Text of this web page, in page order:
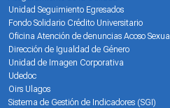
Unidad Seguimiento Egresados
Fondo Solidario Crédito Universitario
Oficina Atención de denuncias Acoso Sexual
Dirección de Igualdad de Género
Unidad de Imagen Corporativa
Udedoc
Oirs Ulagos
Sistema de Gestión de Indicadores (SGI)